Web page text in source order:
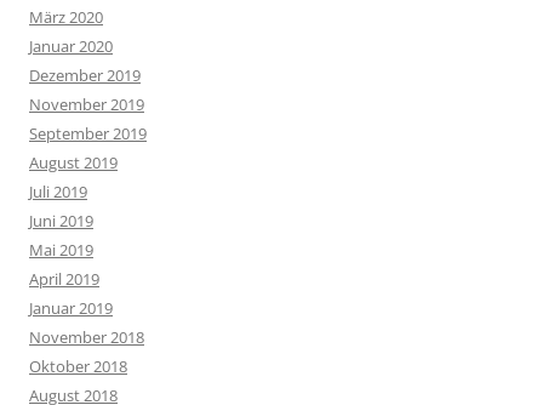
März 2020
Januar 2020
Dezember 2019
November 2019
September 2019
August 2019
Juli 2019
Juni 2019
Mai 2019
April 2019
Januar 2019
November 2018
Oktober 2018
August 2018